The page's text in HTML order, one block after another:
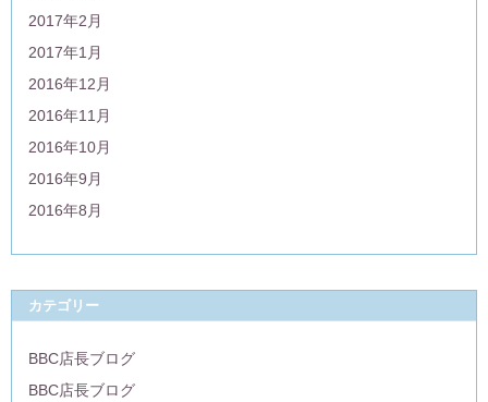
2017年2月
2017年1月
2016年12月
2016年11月
2016年10月
2016年9月
2016年8月
カテゴリー
BBC店長ブログ
BBC店長ブログ